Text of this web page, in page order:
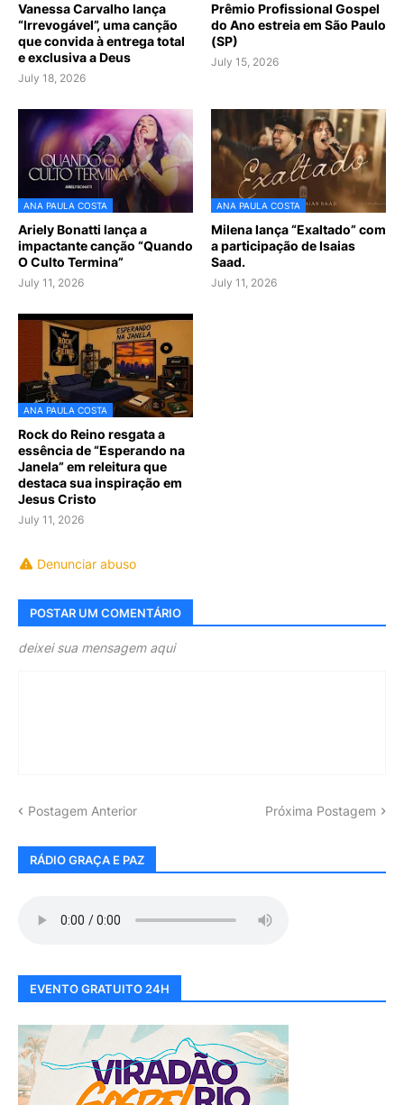
Vanessa Carvalho lança
“Irrevogável”, uma canção
que convida à entrega total
e exclusiva a Deus
July 18, 2026
Prêmio Profissional Gospel
do Ano estreia em São Paulo
(SP)
July 15, 2026
ANA PAULA COSTA
Ariely Bonatti lança a
impactante canção “Quando
O Culto Termina”
July 11, 2026
ANA PAULA COSTA
Milena lança “Exaltado” com
a participação de Isaias
Saad.
July 11, 2026
ANA PAULA COSTA
Rock do Reino resgata a
essência de “Esperando na
Janela” em releitura que
destaca sua inspiração em
Jesus Cristo
July 11, 2026
Denunciar abuso
POSTAR UM COMENTÁRIO
deixei sua mensagem aqui
Postagem Anterior Próxima Postagem
RÁDIO GRAÇA E PAZ
EVENTO GRATUITO 24H